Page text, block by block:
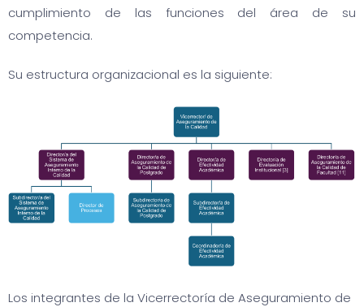
cumplimiento de las funciones del área de su
competencia.
Su estructura organizacional es la siguiente:
Los integrantes de la Vicerrectoría de Aseguramiento de